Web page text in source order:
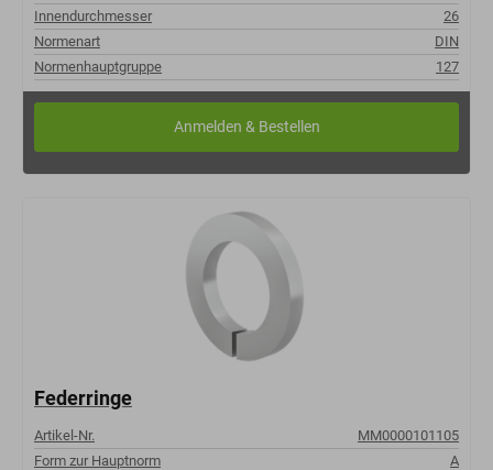
Innendurchmesser
26
Normenart
DIN
Normenhauptgruppe
127
Federringe
Artikel-Nr.
MM0000101105
Form zur Hauptnorm
A